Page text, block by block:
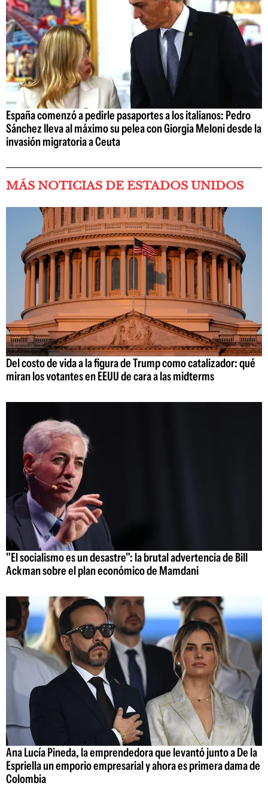
España comenzó a pedirle pasaportes a los italianos: Pedro
Sánchez lleva al máximo su pelea con Giorgia Meloni desde la
invasión migratoria a Ceuta
MÁS NOTICIAS DE ESTADOS UNIDOS
Del costo de vida a la figura de Trump como catalizador: qué
miran los votantes en EEUU de cara a las midterms
"El socialismo es un desastre": la brutal advertencia de Bill
Ackman sobre el plan económico de Mamdani
Ana Lucía Pineda, la emprendedora que levantó junto a De la
Espriella un emporio empresarial y ahora es primera dama de
Colombia